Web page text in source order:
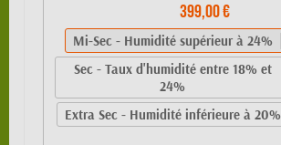
399,00 €
Mi-Sec - Humidité supérieur à 24%
Sec - Taux d'humidité entre 18% et
24%
Extra Sec - Humidité inférieure à 20%